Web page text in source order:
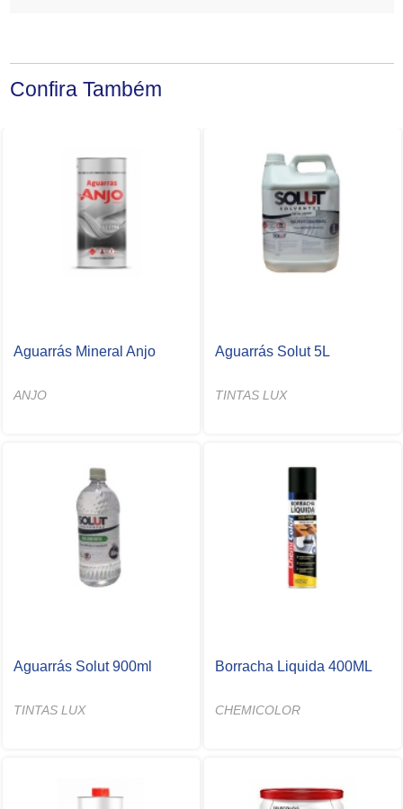
Confira Também
Aguarrás Mineral Anjo
ANJO
Aguarrás Solut 5L
TINTAS LUX
Aguarrás Solut 900ml
TINTAS LUX
Borracha Liquida 400ML
CHEMICOLOR